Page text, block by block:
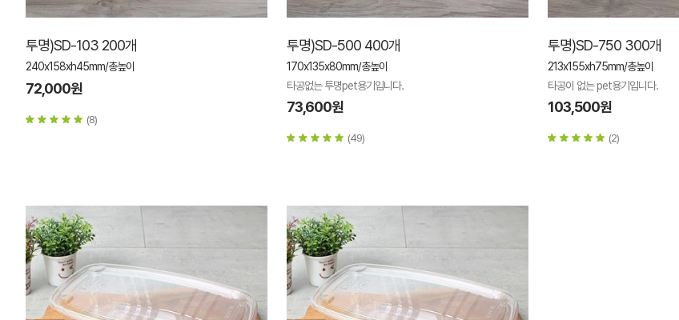
투명)SD-103 200개
240x158xh45mm/총높이
72,000원
(8)
투명)SD-500 400개
170x135x80mm/총높이
타공없는 투명pet용기입니다.
73,600원
(49)
투명)SD-750 300개
213x155xh75mm/총높이
타공이 없는 pet용기입니다.
103,500원
(2)